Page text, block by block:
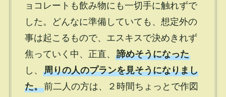
ョコレートも飲み物にも一切手に触れずで
した。どんなに準備していても、想定外の
事は起こるもので、エスキスで決めきれず
焦っていく中、正直、 諦めそうになった
し、 周りの人のプランを見そうになりまし
た。前二人の方は、２時間ちょっとで作図